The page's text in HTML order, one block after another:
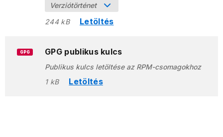
Verziótörténet
244 kB
Letöltés
GPG GPG publikus kulcs
Publikus kulcs letöltése az RPM-csomagokhoz
1 kB
Letöltés